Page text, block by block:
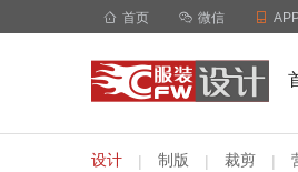
 首页  微信 
设计 | 制版 | 裁剪 |